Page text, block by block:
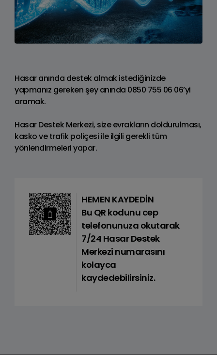
Hasar anında destek almak istediğinizde
yapmanız gereken şey anında 0850 755 06 06’yi
aramak.
Hasar Destek Merkezi, size evrakların doldurulması,
kasko ve trafik poliçesi ile ilgili gerekli tüm
yönlendirmeleri yapar.
HEMEN KAYDEDİN
Bu QR kodunu cep
telefonunuza okutarak
7/24 Hasar Destek
Merkezi numarasını
kolayca
kaydedebilirsiniz.